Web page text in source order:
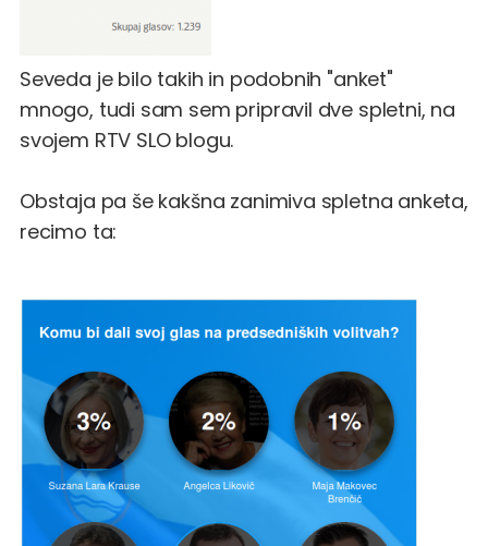
Seveda je bilo takih in podobnih "anket"
mnogo, tudi sam sem pripravil dve spletni, na
svojem RTV SLO blogu.
Obstaja pa še kakšna zanimiva spletna anketa,
recimo ta: